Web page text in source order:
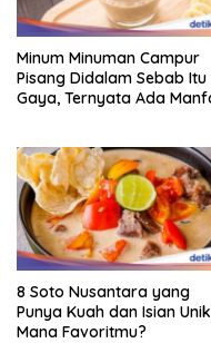
Minum Minuman Campur
Pisang Didalam Sebab Itu
Gaya, Ternyata Ada
8 Soto Nusantara yang
Punya Kuah dan Isian
Mana Favoritmu?